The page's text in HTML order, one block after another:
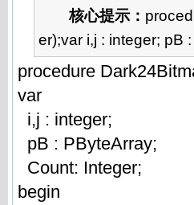
核心提示：
er);var i,j : integer; pB
procedure
var
i,j : integer;
pB : PByteArray;
Count: Integer;
begin